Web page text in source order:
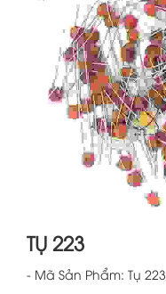
TỤ 223
- Mã Sản Phẩm: Tụ 223